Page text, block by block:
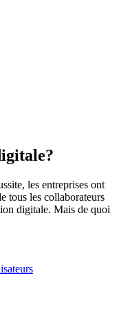
les entreprises ont
tous les collaborateurs
digitale. Mais de quoi